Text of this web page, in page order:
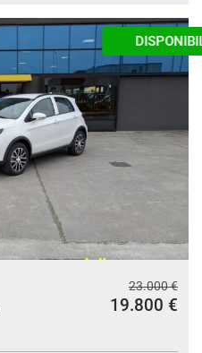
DISPONIBILE
23.000 €
19.800 €